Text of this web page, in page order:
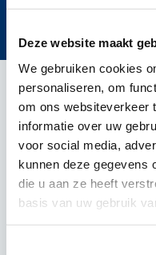
Deze website maakt
We gebruiken cookies
personaliseren, om
om ons websiteverkeer
informatie over uw
voor social media,
kunnen deze gegevens
die u aan ze heeft
basis van uw gebruik
©2024 ICT Career
Cookies
Privacy policy